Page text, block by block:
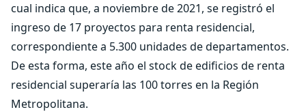
cual indica que, a noviembre de 2021, se registró el
ingreso de 17 proyectos para renta residencial,
correspondiente a 5.300 unidades de departamentos.
De esta forma, este año el stock de edificios de renta
residencial superaría las 100 torres en la Región
Metropolitana.